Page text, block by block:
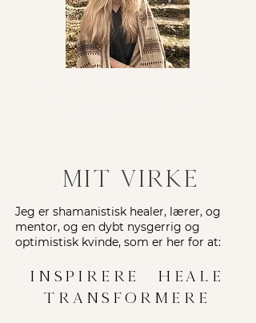
mit virke
Jeg er shamanistisk healer, lærer, og
mentor, og en dybt nysgerrig og
optimistisk kvinde, som er her for at:
INSPIRERE HEALE
TRANSFORMERE